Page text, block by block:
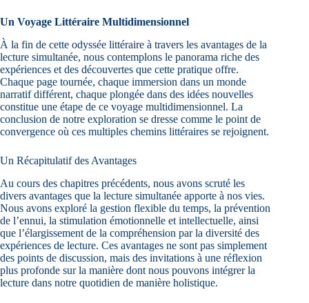
Un Voyage Littéraire Multidimensionnel
À la fin de cette odyssée littéraire à travers les avantages de la
lecture simultanée, nous contemplons le panorama riche des
expériences et des découvertes que cette pratique offre.
Chaque page tournée, chaque immersion dans un monde
narratif différent, chaque plongée dans des idées nouvelles
constitue une étape de ce voyage multidimensionnel. La
conclusion de notre exploration se dresse comme le point de
convergence où ces multiples chemins littéraires se rejoignent.
Un Récapitulatif des Avantages
Au cours des chapitres précédents, nous avons scruté les
divers avantages que la lecture simultanée apporte à nos vies.
Nous avons exploré la gestion flexible du temps, la prévention
de l’ennui, la stimulation émotionnelle et intellectuelle, ainsi
que l’élargissement de la compréhension par la diversité des
expériences de lecture. Ces avantages ne sont pas simplement
des points de discussion, mais des invitations à une réflexion
plus profonde sur la manière dont nous pouvons intégrer la
lecture dans notre quotidien de manière holistique.